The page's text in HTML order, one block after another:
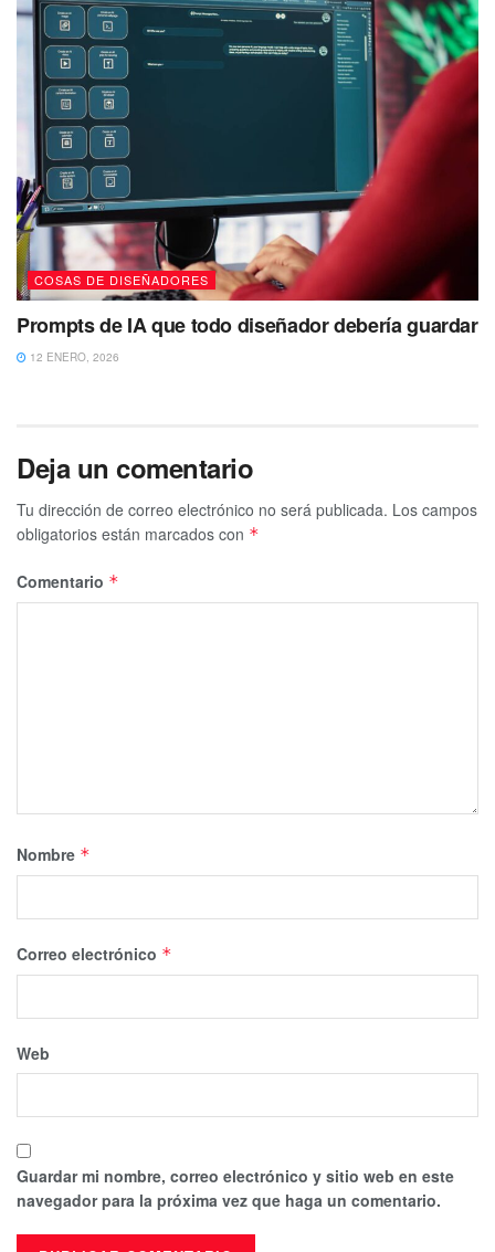
COSAS DE DISEÑADORES
Prompts de IA que todo diseñador debería guardar
12 ENERO, 2026
Deja un comentario
Tu dirección de correo electrónico no será publicada. Los campos
obligatorios están marcados con *
Comentario *
Nombre *
Correo electrónico *
Web
Guardar mi nombre, correo electrónico y sitio web en este
navegador para la próxima vez que haga un comentario.